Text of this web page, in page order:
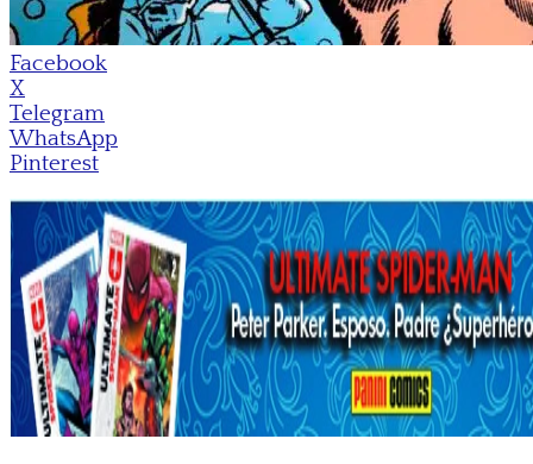
Facebook
X
Telegram
WhatsApp
Pinterest